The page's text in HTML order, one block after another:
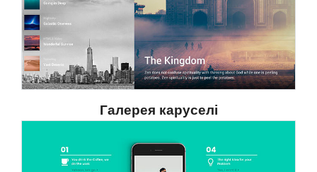
Галерея каруселі